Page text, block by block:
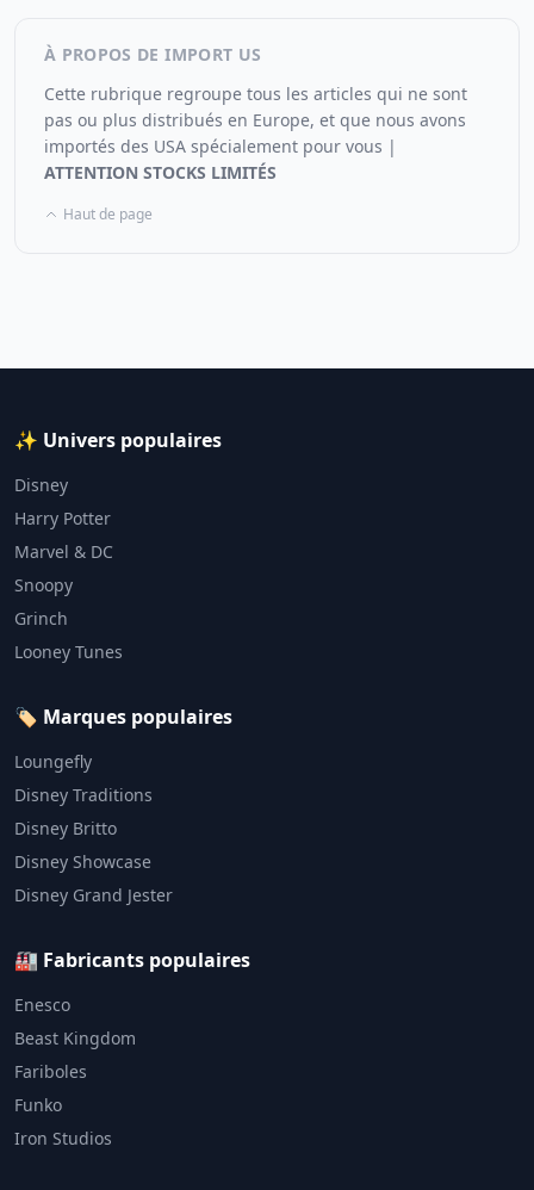
À PROPOS DE IMPORT US
Cette rubrique regroupe tous les articles qui ne sont
pas ou plus distribués en Europe, et que nous avons
importés des USA spécialement pour vous |
ATTENTION STOCKS LIMITÉS
Haut de page
✨ Univers populaires
Disney
Harry Potter
Marvel & DC
Snoopy
Grinch
Looney Tunes
🏷️ Marques populaires
Loungefly
Disney Traditions
Disney Britto
Disney Showcase
Disney Grand Jester
🏭 Fabricants populaires
Enesco
Beast Kingdom
Fariboles
Funko
Iron Studios